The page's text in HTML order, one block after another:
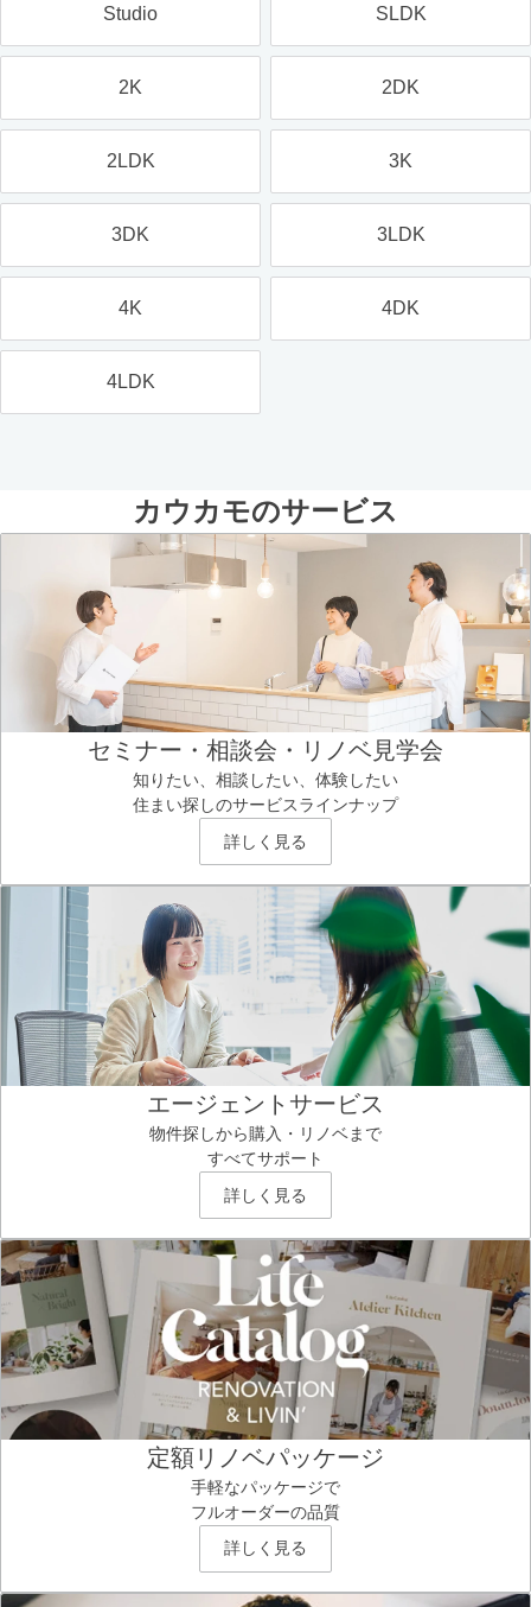
Studio SLDK
2K 2DK
2LDK 3K
3DK 3LDK
4K 4DK
4LDK
カウカモのサービス
セミナー・相談会・リノベ見学会
知りたい、相談したい、体験したい
住まい探しのサービスラインナップ
詳しく見る
エージェントサービス
物件探しから購入・リノベまで
すべてサポート
詳しく見る
定額リノベパッケージ
手軽なパッケージで
フルオーダーの品質
詳しく見る